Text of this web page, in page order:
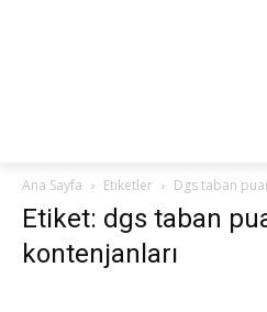
Ana Sayfa Etiketler Dgs taban
Etiket: dgs taban
kontenjanları